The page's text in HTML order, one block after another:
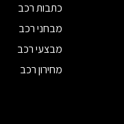
כתבות רכב
מבחני רכב
מבצעי רכב
מחירון רכב